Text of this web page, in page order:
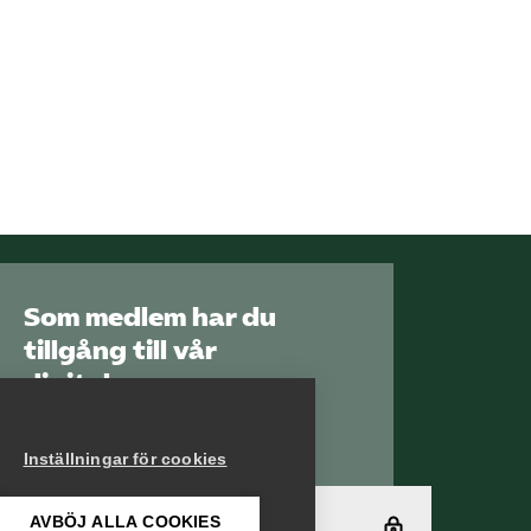
Som medlem har du
tillgång till vår
digitala
Arbetsgivarguiden
Logga in
Inställningar för cookies
AVBÖJ ALLA COOKIES